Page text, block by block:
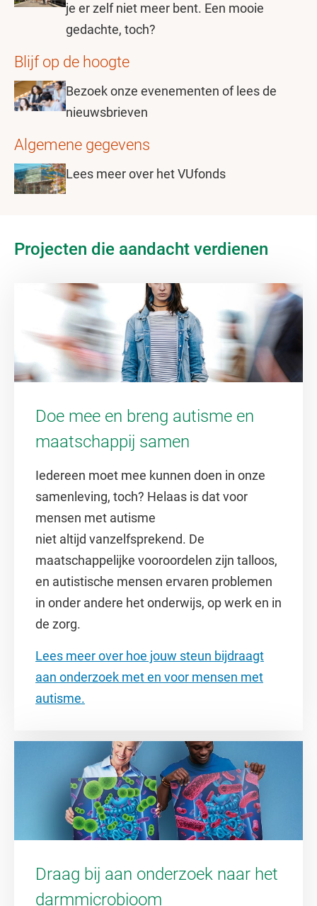
je er zelf niet meer bent. Een mooie
gedachte, toch?
Blijf op de hoogte
Bezoek onze evenementen of lees de
nieuwsbrieven
Algemene gegevens
Lees meer over het VUfonds
Projecten die aandacht verdienen
Doe mee en breng autisme en
maatschappij samen
Iedereen moet mee kunnen doen in onze
samenleving, toch? Helaas is dat voor
mensen met autisme
niet altijd vanzelfsprekend. De
maatschappelijke vooroordelen zijn talloos,
en autistische mensen ervaren problemen
in onder andere het onderwijs, op werk en in
de zorg.
Lees meer over hoe jouw steun bijdraagt
aan onderzoek met en voor mensen met
autisme.
Draag bij aan onderzoek naar het
darmmicrobioom